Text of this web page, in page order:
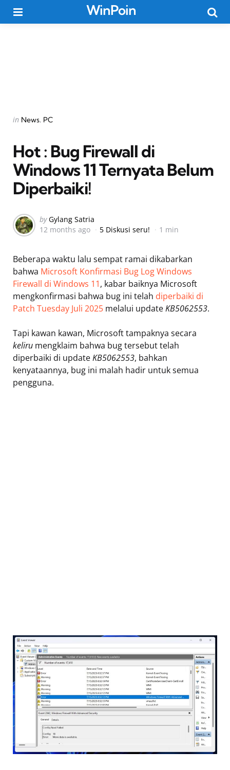
WinPoin
Categories
Posted
in News PC
Hot : Bug Firewall di
Windows 11 Ternyata Belum
Diperbaiki!
Posted
by
by Gylang Satria
12 months ago
5 Diskusi seru! 1 min
Beberapa waktu lalu sempat ramai dikabarkan
bahwa Microsoft Konfirmasi Bug Log Windows
Firewall di Windows 11, kabar baiknya Microsoft
mengkonfirmasi bahwa bug ini telah diperbaiki di
Patch Tuesday Juli 2025 melalui updateKB5062553.
Tapi kawan kawan, Microsoft tampaknya secara
keliru mengklaim bahwa bug tersebut telah
diperbaiki di updateKB5062553, bahkan
kenyataannya, bug ini malah hadir untuk semua
pengguna.